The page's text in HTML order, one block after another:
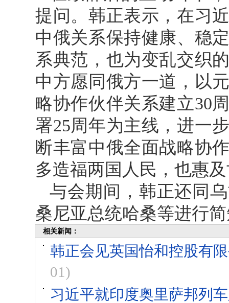
提问。韩正表示，在习
中俄关系保持健康、稳
系典范，也为变乱交织
中方愿同俄方一道，以
略协作伙伴关系建立30
署25周年为主线，进一
断丰富中俄全面战略协
多造福两国人民，也惠
与会期间，韩正还同
桑尼亚总统哈桑等进行
相关新闻：
韩正会见英国怡和控股有
01)
习近平就印度奥里萨邦列